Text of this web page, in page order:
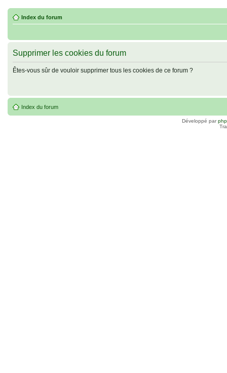
Index du forum
Supprimer les cookies du forum
Êtes-vous sûr de vouloir supprimer tous les cookies de ce forum ?
Index du forum
Développé par